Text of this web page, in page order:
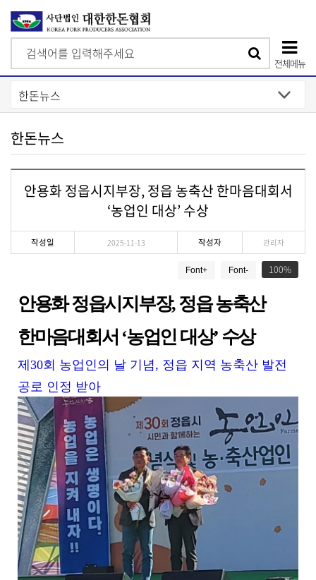
색
전체메뉴
상
단
모
바
일
한돈뉴스
로
목
작
성
일
작
성
자
첨
부
파
일
안용화 정읍시지부장, 정읍 농축산 한마음대회서
‘농업인 대상’ 수상
작성일 2025-11-13 작성자 관리자
100
Font+ Font-
안용화 정읍시지부장,정읍 농축산
한마음대회서 ‘농업인 대상’ 수상
제 30회 농업인의 날 기념, 정읍 지역 농축산 발전
공로 인정 받아